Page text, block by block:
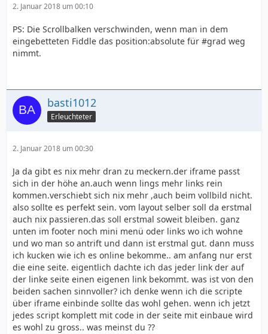
2. Januar 2018 um 00:10
PS: Die Scrollbalken verschwinden, wenn man in dem
eingebetteten Fiddle das position:absolute für #grad weg
nimmt.
basti1012
Erleuchteter
2. Januar 2018 um 00:30
Ja da gibt es nix mehr dran zu meckern.der iframe passt
sich in der höhe an.auch wenn lings mehr links rein
kommen.verschiebt sich nix mehr ,auch beim vollbild nicht.
also sollte es perfekt sein. vom layout selber soll da erstmal
auch nix passieren.das soll erstmal soweit bleiben. ganz
unten im footer noch mini menü oder links wo ich wohne
und wo man so antrift und dann ist erstmal gut. dann muss
ich kucken wie ich es online bekomme.. am anfang nur erst
die eine seite. eigentlich dachte ich das jeder link der auf
der linke seite einen eigenen link bekommt. was ist von den
beiden sachen sinnvoller? ich denke wenn ich die scripte
über iframe einbinde sollte das wohl gehen. wenn ich jetzt
jedes script komplett mit code in der seite mit einbaue wird
es wohl zu gross.. was meinst du ??